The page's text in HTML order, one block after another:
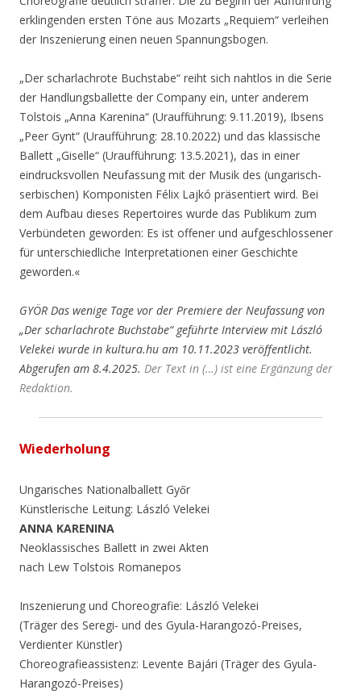
erklingenden ersten Töne aus Mozarts „Requiem“ verleihen
der Inszenierung einen neuen Spannungsbogen.
„Der scharlachrote Buchstabe“ reiht sich nahtlos in die Serie
der Handlungsballette der Company ein, unter anderem
Tolstois „Anna Karenina“ (Uraufführung: 9.11.2019), Ibsens
„Peer Gynt“ (Uraufführung: 28.10.2022) und das klassische
Ballett „Giselle“ (Uraufführung: 13.5.2021), das in einer
eindrucksvollen Neufassung mit der Musik des (ungarisch-
serbischen) Komponisten Félix Lajkó präsentiert wird. Bei
dem Aufbau dieses Repertoires wurde das Publikum zum
Verbündeten geworden: Es ist offener und aufgeschlossener
für unterschiedliche Interpretationen einer Geschichte
geworden.«
GYÖR Das wenige Tage vor der Premiere der Neufassung von
„Der scharlachrote Buchstabe“ geführte Interview mit László
Velekei wurde in kultura.hu am 10.11.2023 veröffentlicht.
Abgerufen am 8.4.2025. Der Text in (…) ist eine Ergänzung der
Redaktion.
Wiederholung
Ungarisches Nationalballett Győr
Künstlerische Leitung: László Velekei
ANNA KARENINA
Neoklassisches Ballett in zwei Akten
nach Lew Tolstois Romanepos
Inszenierung und Choreografie: László Velekei
(Träger des Seregi- und des Gyula-Harangozó-Preises,
Verdienter Künstler)
Choreografieassistenz: Levente Bajári (Träger des Gyula-
Harangozó-Preises)